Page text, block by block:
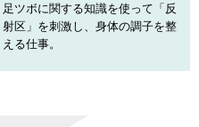
足ツボに関する知識を使って 「反
射区」を刺激し、身体の調子を整
える仕事。